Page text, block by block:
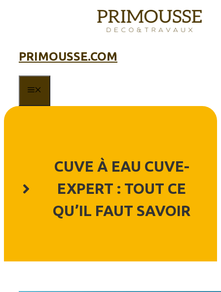
PRIMOUSSE.COM
CUVE À EAU CUVE-
EXPERT : TOUT CE
QU’IL FAUT SAVOIR